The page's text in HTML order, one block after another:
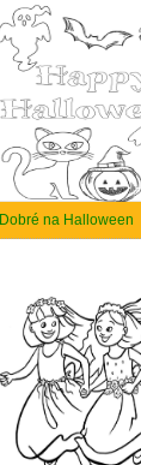
Dobré na Halloween